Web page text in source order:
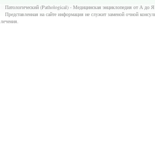
Патологический (Pathological) - Медицинская энциклопедия от А до Я
Представленная на сайте информация не служит заменой очной
лечения.